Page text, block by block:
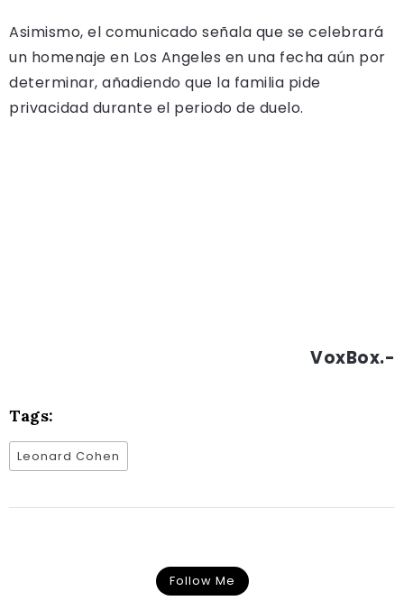
Asimismo, el comunicado señala que se celebrará
un homenaje en Los Angeles en una fecha aún por
determinar, añadiendo que la familia pide
privacidad durante el periodo de duelo.
VoxBox.-
Tags:
Leonard Cohen
Follow Me